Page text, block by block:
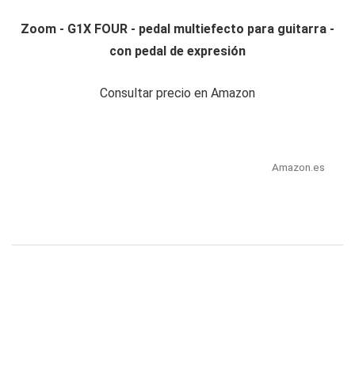
Zoom - G1X FOUR - pedal multiefecto para guitarra -
con pedal de expresión
Consultar precio en Amazon
Amazon.es